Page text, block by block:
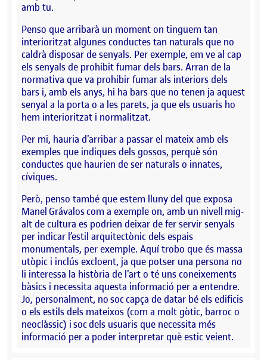
amb tu.
Penso que arribarà un moment on tinguem tan
interioritzat algunes conductes tan naturals que no
caldrà disposar de senyals. Per exemple, em ve al cap
els senyals de prohibit fumar dels bars. Arran de la
normativa que va prohibir fumar als interiors dels
bars i, amb els anys, hi ha bars que no tenen ja aquest
senyal a la porta o a les parets, ja que els usuaris ho
hem interioritzat i normalitzat.
Per mi, hauria d’arribar a passar el mateix amb els
exemples que indiques dels gossos, perquè són
conductes que haurien de ser naturals o innates,
cíviques.
Però, penso també que estem lluny del que exposa
Manel Grávalos com a exemple on, amb un nivell mig-
alt de cultura es podrien deixar de fer servir senyals
per indicar l’estil arquitectònic dels espais
monumentals, per exemple. Aquí trobo que és massa
utòpic i inclús excloent, ja que potser una persona no
li interessa la història de l’art o té uns coneixements
bàsics i necessita aquesta informació per a entendre.
Jo, personalment, no soc capça de datar bé els edificis
o els estils dels mateixos (com a molt gòtic, barroc o
neoclàssic) i soc dels usuaris que necessita més
informació per a poder interpretar què estic veient.